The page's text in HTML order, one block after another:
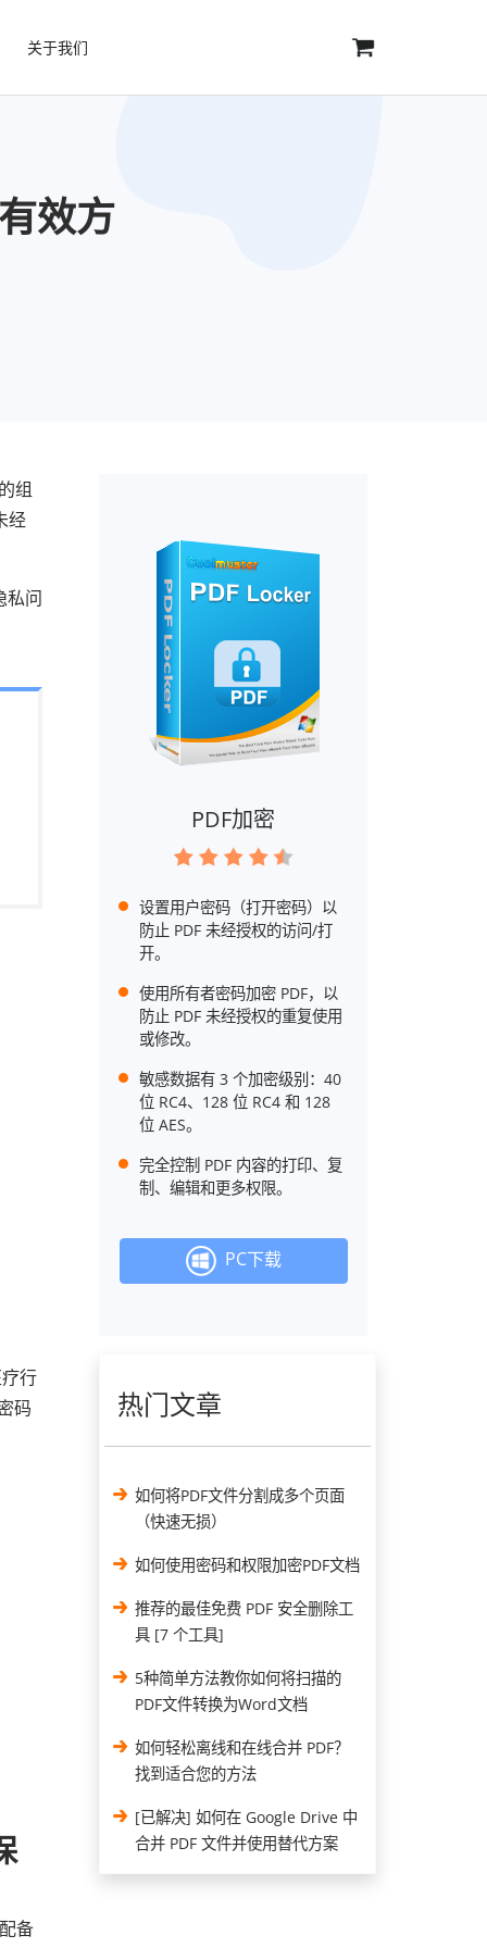
关于我们
效方
组
经
私问
行
码
备
PDF加密
设置用户密码（打开密码）以
防止 PDF 未经授权的访问/打
开。
使用所有者密码加密 PDF，以
防止 PDF 未经授权的重复使用
或修改。
敏感数据有 3 个加密级别：40
位 RC4、128 位 RC4 和 128
位 AES。
完全控制 PDF 内容的打印、复
制、编辑和更多权限。
PC下载
热门文章
如何将PDF文件分割成多个页面
（快速无损）
如何使用密码和权限加密PDF文档
推荐的最佳免费 PDF 安全删除工
具 [7 个工具]
5种简单方法教你如何将扫描的
PDF文件转换为Word文档
如何轻松离线和在线合并 PDF？
找到适合您的方法
[已解决] 如何在 Google Drive 中
合并 PDF 文件并使用替代方案